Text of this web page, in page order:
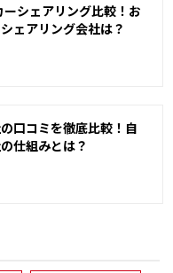
ーシェアリング比較！お
ェアリング会社は？
口コミを徹底比較！自
仕組みとは？